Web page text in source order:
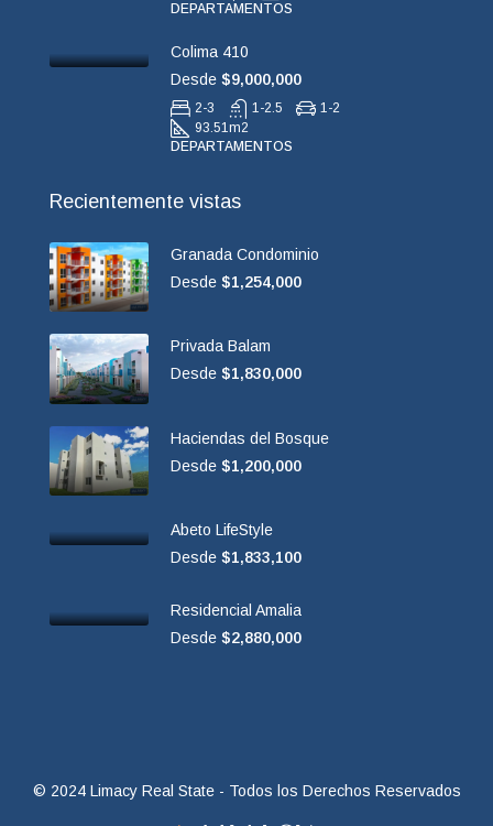
DEPARTAMENTOS
Colima 410
Desde $9,000,000
2-3 1-2.5
1-2
93.51m2
DEPARTAMENTOS
Recientemente vistas
Granada Condominio
Desde $1,254,000
Privada Balam
Desde $1,830,000
Haciendas del Bosque
Desde $1,200,000
Abeto LifeStyle
Desde $1,833,100
Residencial Amalia
Desde $2,880,000
© 2024 Limacy Real State - Todos los Derechos Reservados